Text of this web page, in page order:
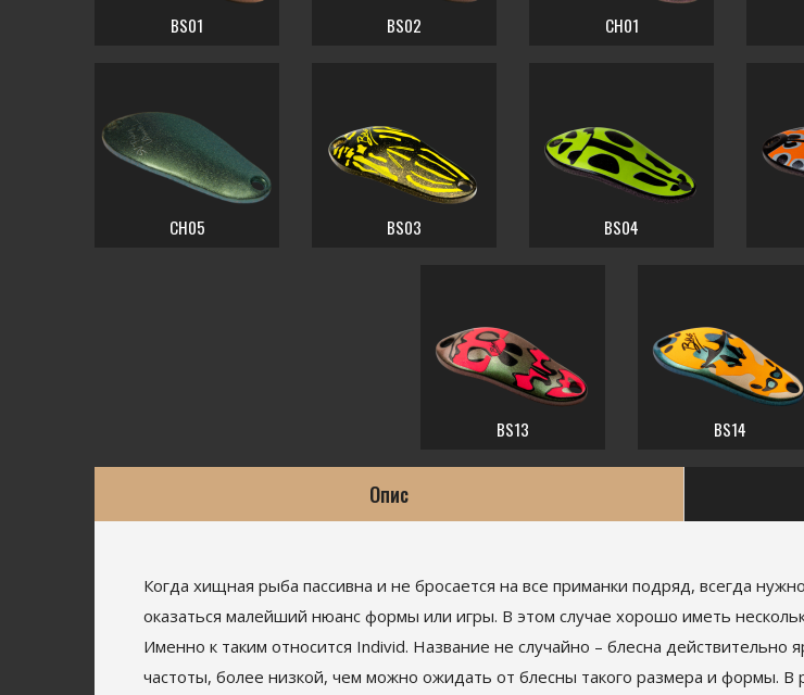
BS01 BS02 CH01
CH05 BS03 BS04
BS13 BS14
Опис
Когда хищная рыба пассивна и не бросается на все приманки подряд, всегда
оказаться малейший нюанс формы или игры. В этом случае хорошо иметь
Именно к таким относится Individ. Название не случайно – блесна действительно
частоты, более низкой, чем можно ожидать от блесны такого размера и формы. В